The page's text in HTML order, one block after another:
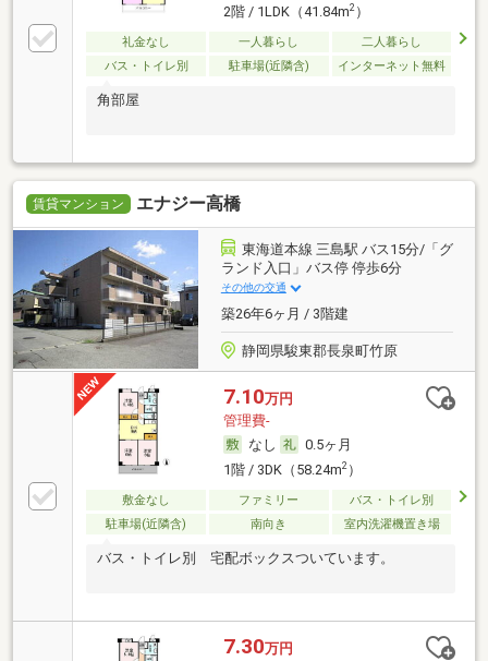
2階 / 1LDK（41.84m2）
礼金なし 一人暮らし
二人暮らし
バス・トイレ別
駐車場(近隣含) インターネット無料
角部屋
賃貸マンション エナジー高橋
東海道本線 三島駅 バス15分/「グ
ランド入口」バス停 停歩6分
その他の交通
築26年6ヶ月 / 3階建
静岡県駿東郡長泉町竹原
7.10万円
管理費-
なし
0.5ヶ月
1階 / 3DK（58.24m2）
敷金なし ファミリー
バス・トイレ別
駐車場(近隣含)
南向き 室内洗濯機置き場
バス・トイレ別 宅配ボックスついています。
7.30万円